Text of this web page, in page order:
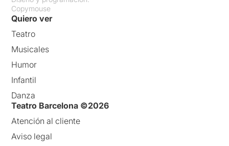
Copymouse
Quiero ver
Teatro
Musicales
Humor
Infantil
Danza
Teatro Barcelona ©2026
Atención al cliente
Aviso legal